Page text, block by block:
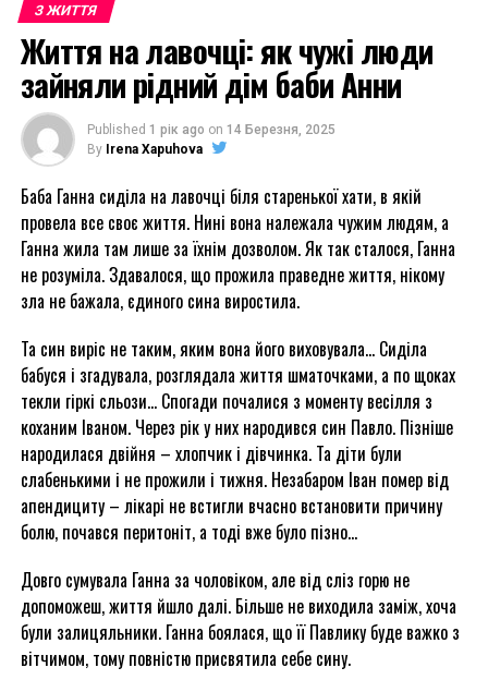
З ЖИТТЯ
Життя на лавочці: як чужі люди
зайняли рідний дім баби Анни
Published 1 рік ago on 14 Березня, 2025
By Irena Xapuhova
Баба Ганна сиділа на лавочці біля старенької хати, в якій
провела все своє життя. Нині вона належала чужим людям, а
Ганна жила там лише за їхнім дозволом. Як так сталося, Ганна
не розуміла. Здавалося, що прожила праведне життя, нікому
зла не бажала, єдиного сина виростила.
Та син виріс не таким, яким вона його виховувала… Сиділа
бабуся і згадувала, розглядала життя шматочками, а по щоках
текли гіркі сльози… Спогади почалися з моменту весілля з
коханим Іваном. Через рік у них народився син Павло. Пізніше
народилася двійня – хлопчик і дівчинка. Та діти були
слабенькими і не прожили і тижня. Незабаром Іван помер від
апендициту – лікарі не встигли вчасно встановити причину
болю, почався перитоніт, а тоді вже було пізно…
Довго сумувала Ганна за чоловіком, але від сліз горю не
допоможеш, життя йшло далі. Більше не виходила заміж, хоча
були залицяльники. Ганна боялася, що її Павлику буде важко з
вітчимом, тому повністю присвятила себе сину.